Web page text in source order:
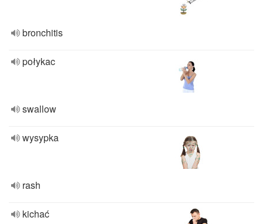
bronchitis
połykac
swallow
wysypka
rash
kichać